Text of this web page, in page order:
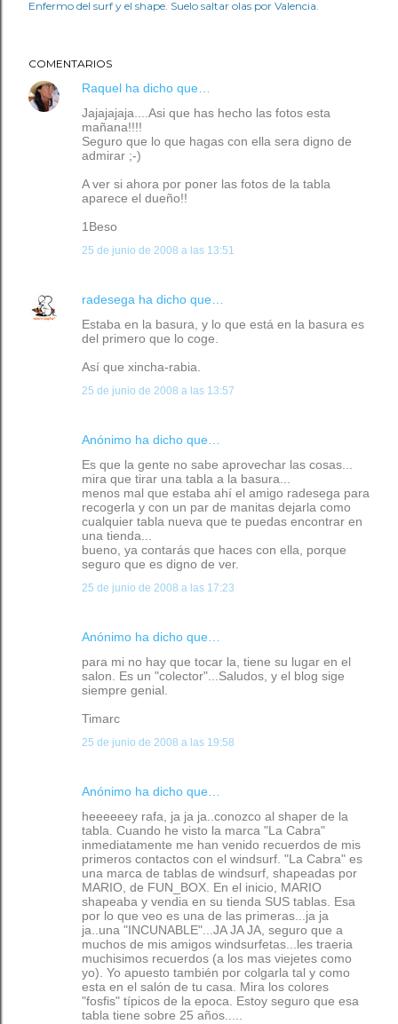
Enfermo del surf y el shape. Suelo saltar olas por Valencia.
COMENTARIOS
Raquel ha dicho que…
Jajajajaja....Asi que has hecho las fotos esta
mañana!!!!
Seguro que lo que hagas con ella sera digno de
admirar ;-)
A ver si ahora por poner las fotos de la tabla
aparece el dueño!!
1Beso
25 de junio de 2008 a las 13:51
radesega ha dicho que…
Estaba en la basura, y lo que está en la basura es
del primero que lo coge.
Así que xincha-rabia.
25 de junio de 2008 a las 13:57
Anónimo ha dicho que…
Es que la gente no sabe aprovechar las cosas...
mira que tirar una tabla a la basura...
menos mal que estaba ahí el amigo radesega para
recogerla y con un par de manitas dejarla como
cualquier tabla nueva que te puedas encontrar en
una tienda...
bueno, ya contarás que haces con ella, porque
seguro que es digno de ver.
25 de junio de 2008 a las 17:23
Anónimo ha dicho que…
para mi no hay que tocar la, tiene su lugar en el
salon. Es un "colector"...Saludos, y el blog sige
siempre genial.
Timarc
25 de junio de 2008 a las 19:58
Anónimo ha dicho que…
heeeeeey rafa, ja ja ja..conozco al shaper de la
tabla. Cuando he visto la marca "La Cabra"
inmediatamente me han venido recuerdos de mis
primeros contactos con el windsurf. "La Cabra" es
una marca de tablas de windsurf, shapeadas por
MARIO, de FUN_BOX. En el inicio, MARIO
shapeaba y vendia en su tienda SUS tablas. Esa
por lo que veo es una de las primeras...ja ja
ja..una "INCUNABLE"...JA JA JA, seguro que a
muchos de mis amigos windsurfetas...les traeria
muchisimos recuerdos (a los mas viejetes como
yo). Yo apuesto también por colgarla tal y como
esta en el salón de tu casa. Mira los colores
"fosfis" típicos de la epoca. Estoy seguro que esa
tabla tiene sobre 25 años.....